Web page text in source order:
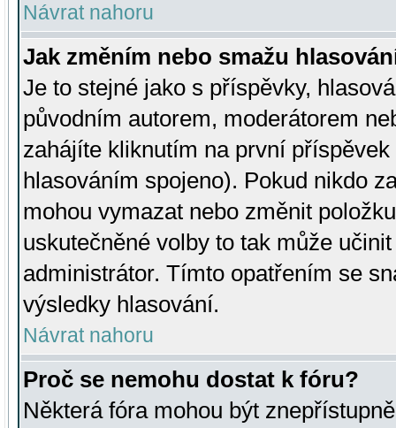
Návrat nahoru
Jak změním nebo smažu
Je to stejné jako s příspěvky,
původním autorem, moderátorem
zahájíte kliknutím na první
hlasováním spojeno). Pokud nikdo
mohou vymazat nebo změnit
uskutečněné volby to tak může
administrátor. Tímto opatřením se
výsledky hlasování.
Návrat nahoru
Proč se nemohu dostat k fóru?
Některá fóra mohou být